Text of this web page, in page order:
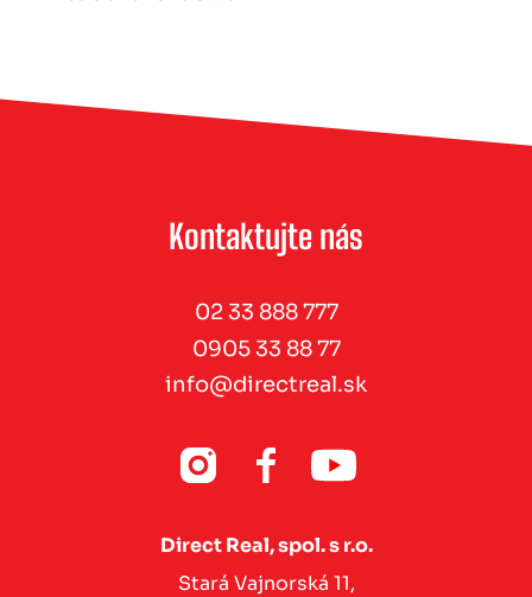
Kontaktujte nás
02 33 888 777
0905 33 88 77
info@directreal.sk
Direct Real, spol. s r.o.
Stará Vajnorská 11,